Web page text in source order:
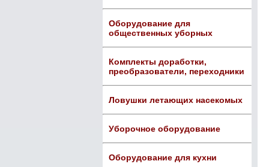
Оборудование для
общественных уборных
Комплекты доработки,
преобразователи, переходники
Ловушки летающих насекомых
Уборочное оборудование
Оборудование для кухни